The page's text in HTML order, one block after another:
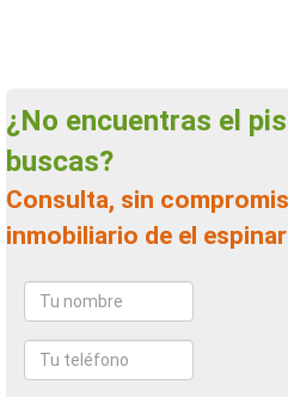
¿No encuentras el piso en venta que
buscas?
Consulta, sin compromiso, a un agente
inmobiliario de el espinar